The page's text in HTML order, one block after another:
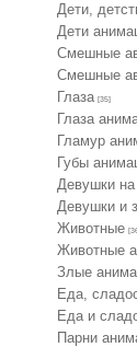
Дети,
Дети
Cмешные
Cмешные
Глаза [35]
Глаза
Гламур
Губы
Девушки на
Девушки и
Животные
Животные
Злые
Еда,
Еда и
Парни